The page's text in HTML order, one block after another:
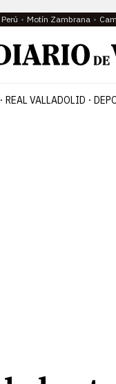
Motín Zambrana
REAL VALLADOLID